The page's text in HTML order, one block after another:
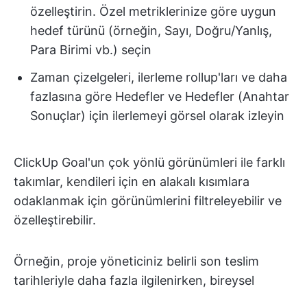
özelleştirin. Özel metriklerinize göre uygun
hedef türünü (örneğin, Sayı, Doğru/Yanlış,
Para Birimi vb.) seçin
Zaman çizelgeleri, ilerleme rollup'ları ve daha
fazlasına göre Hedefler ve Hedefler (Anahtar
Sonuçlar) için ilerlemeyi görsel olarak izleyin
ClickUp Goal'un çok yönlü görünümleri ile farklı
takımlar, kendileri için en alakalı kısımlara
odaklanmak için görünümlerini filtreleyebilir ve
özelleştirebilir.
Örneğin, proje yöneticiniz belirli son teslim
tarihleriyle daha fazla ilgilenirken, bireysel